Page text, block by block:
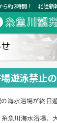
ら約2時間！ 北陸新
遊泳禁止
海水浴場が終日
魚川海水浴場、